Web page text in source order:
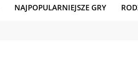
NAJPOPULARNIEJSZE GRY